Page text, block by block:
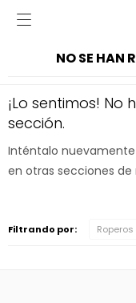

NO SE HAN
¡Lo sentimos!
sección.
Inténtalo
en otras secciones
Filtrando por: Roperos